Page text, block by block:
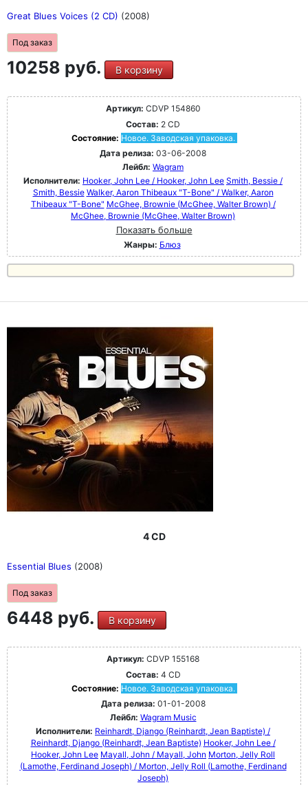
Great Blues Voices (2 CD) (2008)
Под заказ
10258 руб. В корзину
Артикул: CDVP 154860
Состав: 2 CD
Состояние: Новое. Заводская упаковка.
Дата релиза: 03-06-2008
Лейбл: Wagram
Исполнители: Hooker, John Lee / Hooker, John Lee Smith, Bessie /
Smith, Bessie Walker, Aaron Thibeaux "T-Bone" / Walker, Aaron
Thibeaux "T-Bone" McGhee, Brownie (McGhee, Walter Brown) /
McGhee, Brownie (McGhee, Walter Brown)
Показать больше
Жанры: Блюз
4 CD
Essential Blues (2008)
Под заказ
6448 руб. В корзину
Артикул: CDVP 155168
Состав: 4 CD
Состояние: Новое. Заводская упаковка.
Дата релиза: 01-01-2008
Лейбл: Wagram Music
Исполнители: Reinhardt, Django (Reinhardt, Jean Baptiste) /
Reinhardt, Django (Reinhardt, Jean Baptiste) Hooker, John Lee /
Hooker, John Lee Mayall, John / Mayall, John Morton, Jelly Roll
(Lamothe, Ferdinand Joseph) / Morton, Jelly Roll (Lamothe, Ferdinand
Joseph)